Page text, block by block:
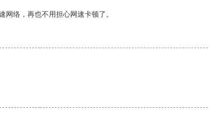
络，再也不用担心网速卡顿了。